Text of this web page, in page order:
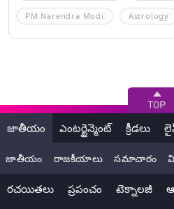
PM Narendra Modi Astrology
జాతీయం ఎంటర్టైన్మెంట్ క్రీడలు
జాతీయం రాజకీయాలు సమాచారం
రచయితలు ప్రపంచం టెక్నాలజీ